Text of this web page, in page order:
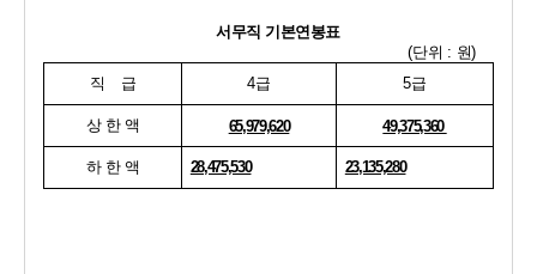
서무직 기본연봉표
(단위 : 원)
직    급
4급 5급
상 한 액 65,979,620 49,375,360
하 한 액 28,475,530 23,135,280